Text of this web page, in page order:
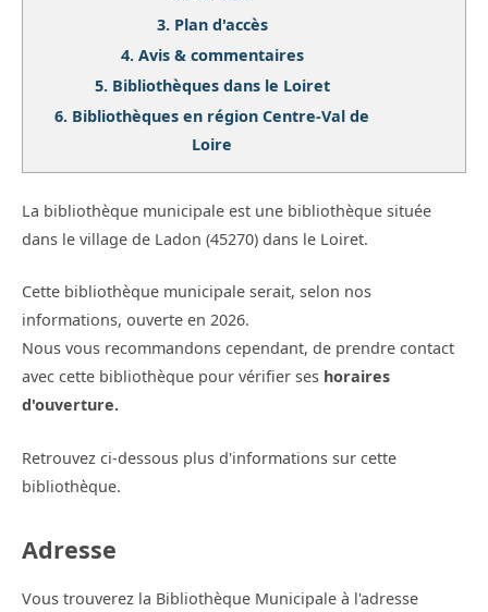
3. Plan d'accès
4. Avis & commentaires
5. Bibliothèques dans le Loiret
6. Bibliothèques en région Centre-Val de
Loire
La bibliothèque municipale est une bibliothèque située
dans le village de Ladon (45270) dans le Loiret.
Cette bibliothèque municipale serait, selon nos
informations, ouverte en 2026.
Nous vous recommandons cependant, de prendre contact
avec cette bibliothèque pour vérifier ses horaires
d'ouverture.
Retrouvez ci-dessous plus d'informations sur cette
bibliothèque.
Adresse
Vous trouverez la Bibliothèque Municipale à l'adresse